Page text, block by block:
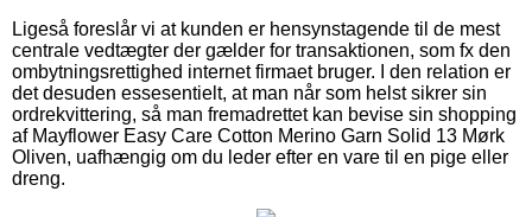
Ligeså foreslår vi at kunden er hensynstagende til de mest
centrale vedtægter der gælder for transaktionen, som fx den
ombytningsrettighed internet firmaet bruger. I den relation er
det desuden essesentielt, at man når som helst sikrer sin
ordrekvittering, så man fremadrettet kan bevise sin shopping
af Mayflower Easy Care Cotton Merino Garn Solid 13 Mørk
Oliven, uafhængig om du leder efter en vare til en pige eller
dreng.